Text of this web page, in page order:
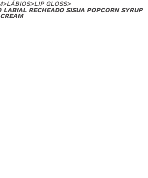
>LÁBIOS>LIP GLOSS>
RECHEADO SISUA POPCORN SYRUP